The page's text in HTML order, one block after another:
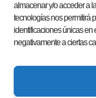
almacenar y/o acceder a
tecnologías nos permitirá
identificaciones únicas en
negativamente a ciertas